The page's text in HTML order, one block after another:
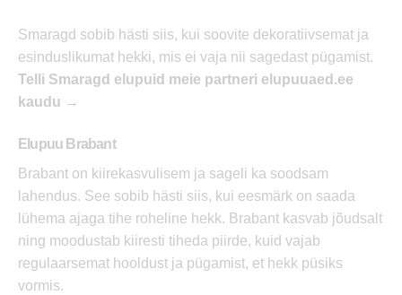
Smaragd sobib hästi siis, kui soovite dekoratiivsemat ja
esinduslikumat hekki, mis ei vaja nii sagedast pügamist.
Telli Smaragd elupuid meie partneri elupuuaed.ee
kaudu →
Elupuu Brabant
Brabant on kiirekasvulisem ja sageli ka soodsam
lahendus. See sobib hästi siis, kui eesmärk on saada
lühema ajaga tihe roheline hekk. Brabant kasvab jõudsalt
ning moodustab kiiresti tiheda piirde, kuid vajab
regulaarsemat hooldust ja pügamist, et hekk püsiks
vormis.